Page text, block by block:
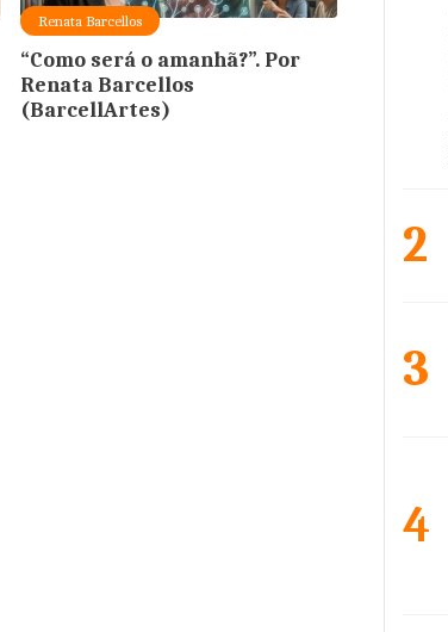
Renata Barcellos
“Como será o amanhã?”. Por
Renata Barcellos
(BarcellArtes)
2
3
4